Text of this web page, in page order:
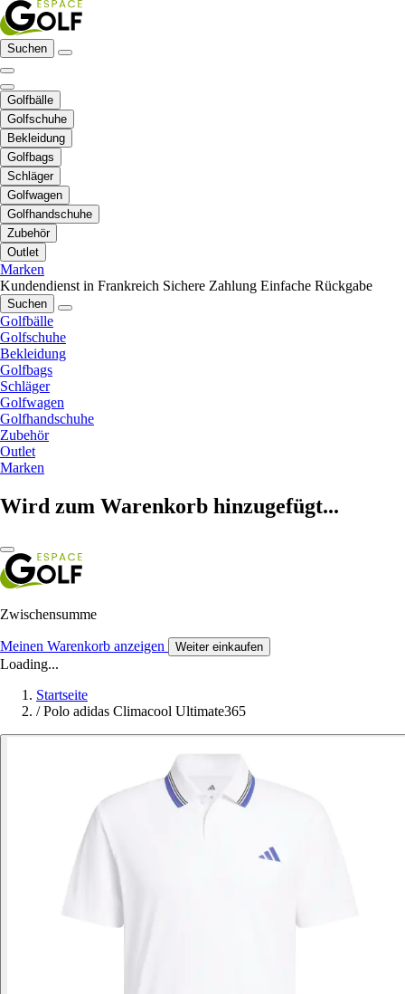
Suchen
Golfbälle
Golfschuhe
Bekleidung
Golfbags
Schläger
Golfwagen
Golfhandschuhe
Zubehör
Outlet
Marken
Kundendienst in Frankreich Sichere Zahlung Einfache Rückgabe
Suchen
Golfbälle
Golfschuhe
Bekleidung
Golfbags
Schläger
Golfwagen
Golfhandschuhe
Zubehör
Outlet
Marken
Wird zum Warenkorb hinzugefügt...
Zwischensumme
Meinen Warenkorb anzeigen Weiter einkaufen
Loading...
Startseite
/ Polo adidas Climacool Ultimate365